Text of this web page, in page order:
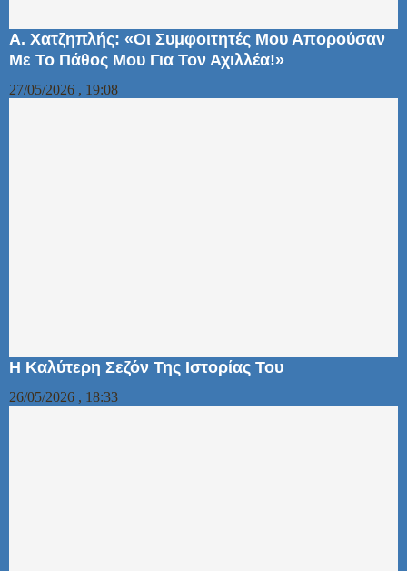
Α. Χατζηπλής: «Οι Συμφοιτητές Μου Απορούσαν
Με Το Πάθος Μου Για Τον Αχιλλέα!»
27/05/2026 , 19:08
Η Καλύτερη Σεζόν Της Ιστορίας Του
26/05/2026 , 18:33